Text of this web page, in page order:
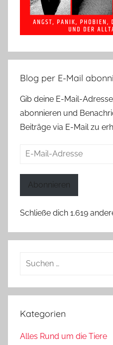
Blog per E-Mail
Gib deine E-Mail-
abonnieren und
Beiträge via E-Mail zu
E-
Abonnieren
Schließe dich 1.619
Suchen
Kategorien
Alles Rund um die Tiere